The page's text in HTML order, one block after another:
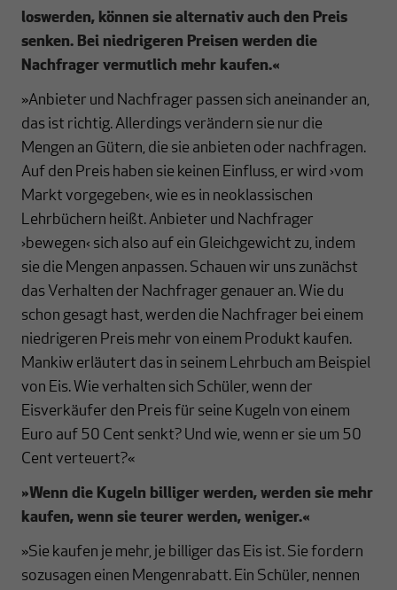
loswerden, können sie alternativ auch den Preis
senken. Bei niedrigeren Preisen werden die
Nachfrager vermutlich mehr kaufen.«
»Anbieter und Nachfrager passen sich aneinander an,
das ist richtig. Allerdings verändern sie nur die
Mengen an Gütern, die sie anbieten oder nachfragen.
Auf den Preis haben sie keinen Einfluss, er wird ›vom
Markt vorgegeben‹, wie es in neoklassischen
Lehrbüchern heißt. Anbieter und Nachfrager
›bewegen‹ sich also auf ein Gleichgewicht zu, indem
sie die Mengen anpassen. Schauen wir uns zunächst
das Verhalten der Nachfrager genauer an. Wie du
schon gesagt hast, werden die Nachfrager bei einem
niedrigeren Preis mehr von einem Produkt kaufen.
Mankiw erläutert das in seinem Lehrbuch am Beispiel
von Eis. Wie verhalten sich Schüler, wenn der
Eisverkäufer den Preis für seine Kugeln von einem
Euro auf 50 Cent senkt? Und wie, wenn er sie um 50
Cent verteuert?«
»Wenn die Kugeln billiger werden, werden sie mehr
kaufen, wenn sie teurer werden, weniger.«
»Sie kaufen je mehr, je billiger das Eis ist. Sie fordern
sozusagen einen Mengenrabatt. Ein Schüler, nennen